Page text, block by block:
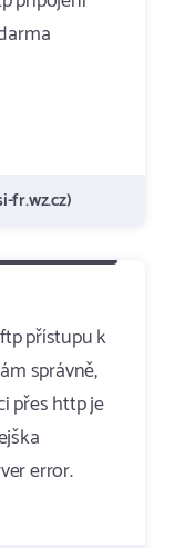
fr.wz.cz)
přístupu k
správně,
přes http je
error.